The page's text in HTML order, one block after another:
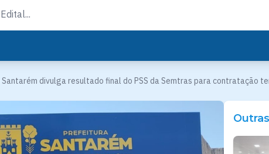
divulga resultado final do PSS da Semtras para contratação